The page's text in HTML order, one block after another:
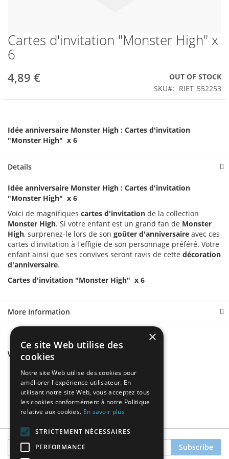
Skip
to
the
of
images
Cartes d'invitation "Monster High" x
6
4,89 €
OUT OF STOCK
SKU
RIET_552253
Idée anniversaire Monster High : Cartes d'invitation
"Monster High" x 6
Details
Idée anniversaire Monster High : Cartes d'invitation
"Monster High" x 6
Voici de magnifiques cartes d'invitation de la collection
Monster High. Si votre enfant est un grand fan de Monster
High, surprenez-le lors de son goûter d'anniversaire avec ces
cartes d'invitation à l'effigie de son personnage préféré. Votre
enfant ainsi que ses convives seront ravis de cette décoration
d'anniversaire.
Cartes d'invitation "Monster High" x 6
More Information
We found other products you might like!
Sign
Up
Subscribe
×
Ce site Web utilise des
cookies
Notre site Web utilise des cookies pour
améliorer l'expérience utilisateur. En
utilisant notre site Web, vous acceptez tous
les cookies conformément à notre Politique
relative aux cookies. En savoir plus
STRICTEMENT NÉCESSAIRES
PERFORMANCE